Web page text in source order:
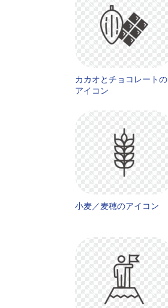
カカオとチョコレートの
アイコン
小麦／麦穂のアイコン